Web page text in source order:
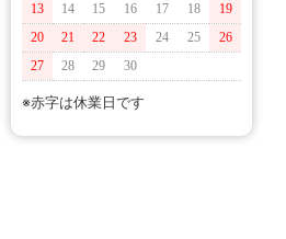
13
14 15 16 17 18
19
20
21 22 23 24 25
26
27
28 29 30
※赤字は休業日です